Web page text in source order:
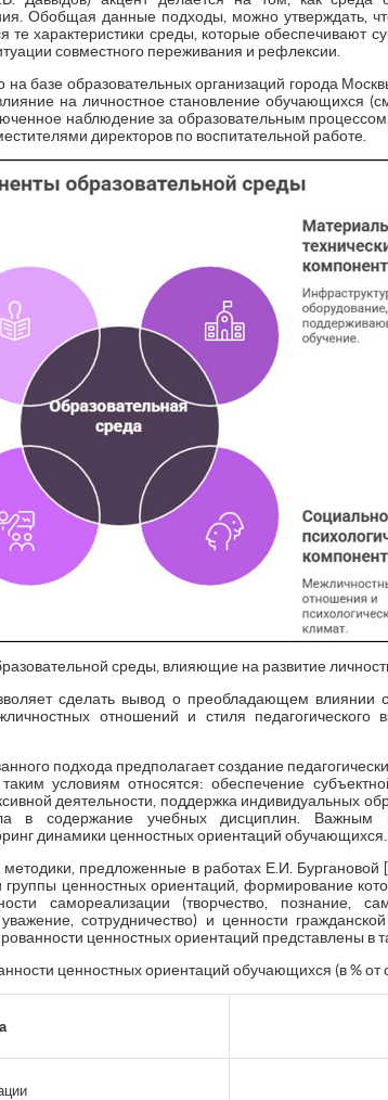
Обобщая данные подходы, можно утверждать,
те характеристики среды, которые обеспечивают
совместного переживания и рефлексии.
на базе образовательных организаций города
на личностное становление обучающихся
наблюдение за образовательным
директоров по воспитательной работе.
среды, влияющие на развитие
сделать вывод о преобладающем влиянии
отношений и стиля педагогического
подхода предполагает создание
условиям относятся: обеспечение
деятельности, поддержка индивидуальных
в содержание учебных дисциплин. Важным
динамики ценностных ориентаций обучающихся.
предложенные в работах Е.И. Бургановой
ценностных ориентаций, формирование
самореализации (творчество, познание,
сотрудничество) и ценности
ценностных ориентаций представлены в
ценностных ориентаций обучающихся (в % от